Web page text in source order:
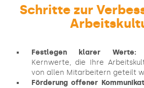
Schritte zur
Festlegen klarer Werte:
Kernwerte, die Ihre
von allen Mitarbeitern geteilt
Förderung offener